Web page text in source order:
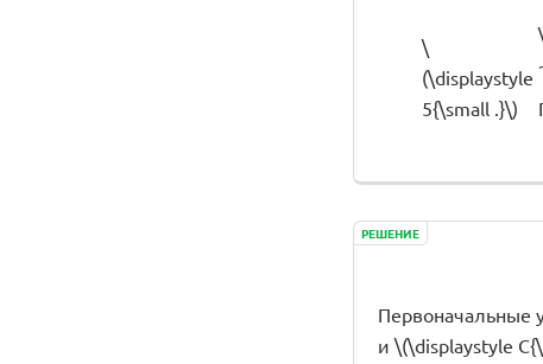
\
(\displaystyle
5{\small .}\)
РЕШЕНИЕ
Первоначальные
и \(\displaystyle